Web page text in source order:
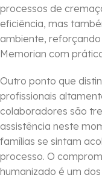
processos de
eficiência, mas
ambiente,
Memorian com
Outro ponto que
profissionais
colaboradores são
assistência neste
famílias se sintam
processo. O
humanizado é um